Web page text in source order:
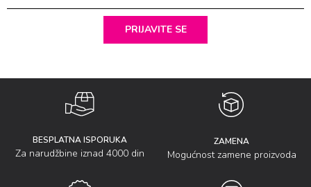
PRIJAVITE SE
BESPLATNA ISPORUKA
Za narudžbine iznad 4000 din
ZAMENA
Mogućnost zamene proizvoda